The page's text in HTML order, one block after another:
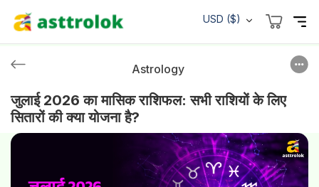
USD ($)
Astrology
जुलाई 2026 का मासिक राशिफल: सभी राशियों के लिए
सितारों की क्या योजना है?